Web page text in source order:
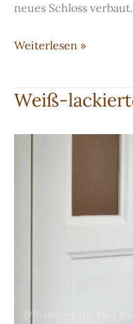
neues Schloss verbaut.
Weiß-
Holztür
Weiterlesen »
Weiß-